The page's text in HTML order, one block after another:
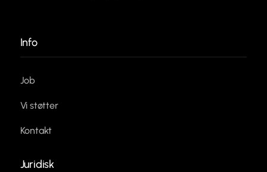
Info
Job
Vi støtter
Kontakt
Juridisk